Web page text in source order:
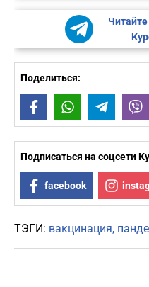
Поделиться:
FacebookWhatsApp
Подписаться на соцсети
facebook
ТЭГИ: вакцинация